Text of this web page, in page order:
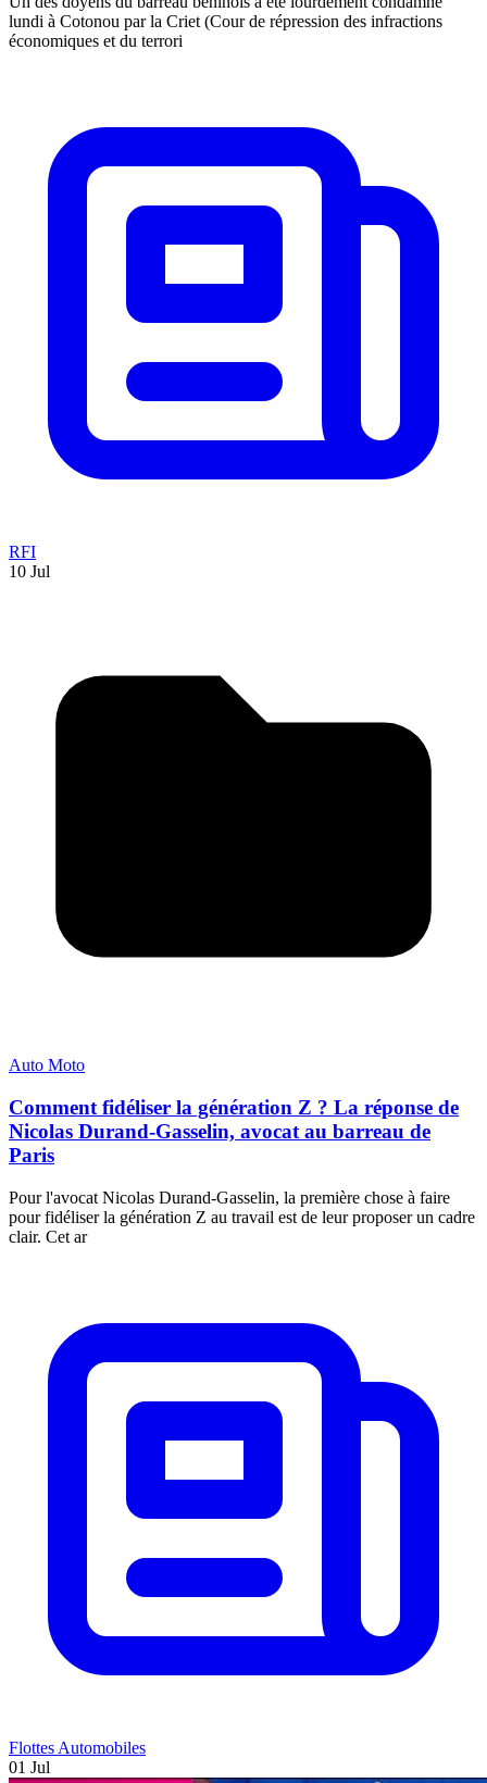
lundi à Cotonou par la Criet (Cour de répression des infractions
économiques et du terrori
RFI
10 Jul
Auto Moto
Comment fidéliser la génération Z ? La réponse de
Nicolas Durand-Gasselin, avocat au barreau de
Paris
Pour l'avocat Nicolas Durand-Gasselin, la première chose à faire
pour fidéliser la génération Z au travail est de leur proposer un cadre
clair. Cet ar
Flottes Automobiles
01 Jul